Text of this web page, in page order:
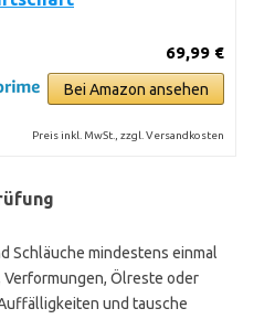
69,99 €
Bei Amazon ansehen
Preis inkl. MwSt., zzgl. Versandkosten
Schläuche mindestens einmal
Verformungen, Ölreste oder
und tausche